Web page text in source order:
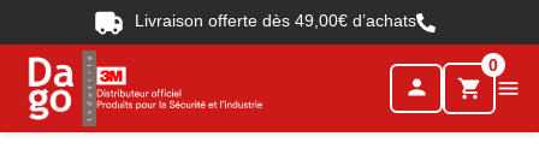
Livraison offerte dès 49,00€ d’achats
person shopping_cart
0
